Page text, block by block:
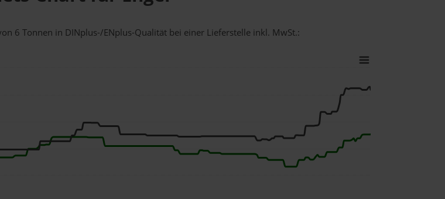
6 Tonnen in DINplus-/ENplus-Qualität bei einer Lieferstelle inkl. MwSt.: